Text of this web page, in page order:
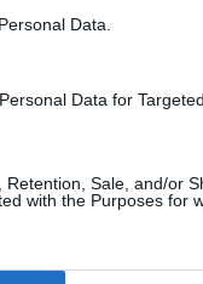
Data.
Data for Targeted
Sale, and/or
with the Purposes for
a Migue García.
cuando el
que se lesionó
y perdió fuelle el Real
y por arriba. No